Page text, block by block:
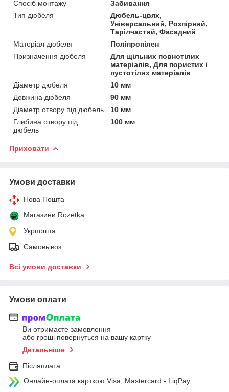
Спосіб монтажу
Забивання
Тип дюбеля
Дюбель-цвях,
Універсальний, Розпірний,
Тарілчастий, Фасадний
Матеріал дюбеля
Поліпропілен
Призначення дюбеля
Для щільних повнотілих
матеріалів, Для пористих і
пустотілих матеріалів
Діаметр дюбеля
10 мм
Довжина дюбеля
90 мм
Діаметр отвору під дюбель
10 мм
Глибина отвору під
дюбель
100 мм
Приховати
Умови доставки
Нова Пошта
Магазини Rozetka
Укрпошта
Самовывоз
Всі умови доставки
Умови оплати
Ви отримаєте замовлення
або гроші повернуться на вашу картку
Детальніше
Післяплата
Онлайн-оплата карткою Visa, Mastercard - LiqPay